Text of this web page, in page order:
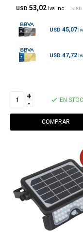
USD 53,02 USD
USD 45,07
USD 47,72
+
- EN